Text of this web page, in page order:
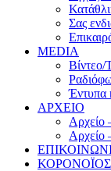
Σας
MEDIA
Βίντεο/
Έντυπα
ΑΡΧΕΙΟ
Αρχείο
Αρχείο
ΚΟΡΟΝΟΪΟΣ